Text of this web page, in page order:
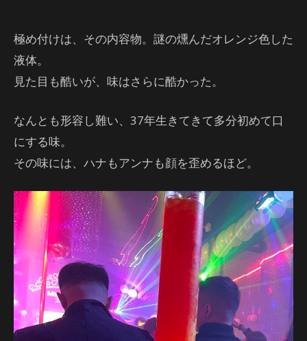
極め付けは、その内容物。謎の燻んだオレンジ色した
液体。
見た目も酷いが、味はさらに酷かった。
なんとも形容し難い、37年生きてきて多分初めて口
にする味。
その味には、ハナもアンナも顔を歪めるほど。